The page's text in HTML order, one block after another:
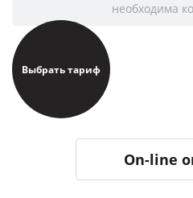
необходима
Выбрать тариф
On-line